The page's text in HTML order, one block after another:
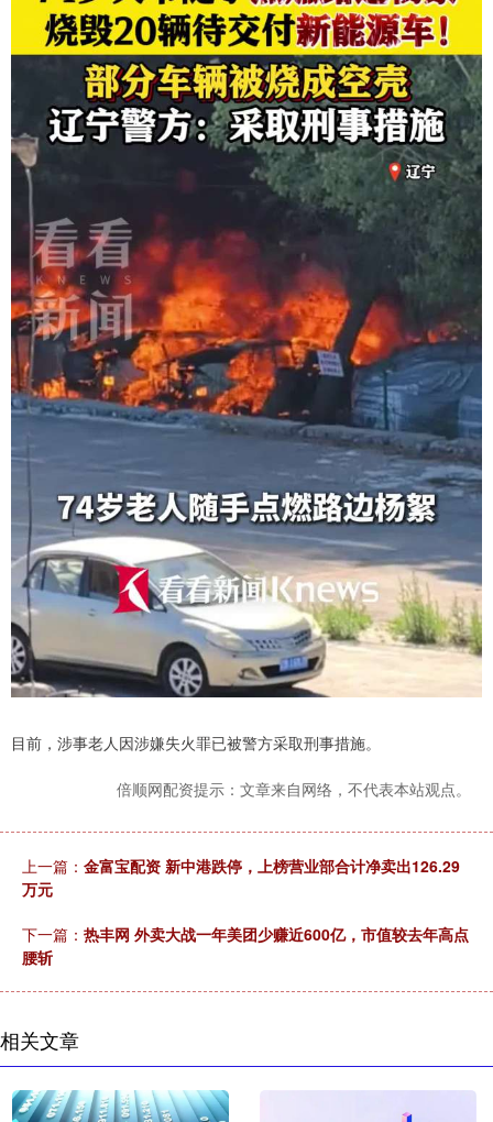
目前，涉事老人因涉嫌失火罪已被警方采取刑事措施。
倍顺网配资提示：文章来自网络，不代表本站观点。
上一篇： 金富宝配资 新中港跌停，上榜营业部合计净卖出126.29
万元
下一篇： 热丰网 外卖大战一年美团少赚近600亿，市值较去年高点
腰斩
相关文章